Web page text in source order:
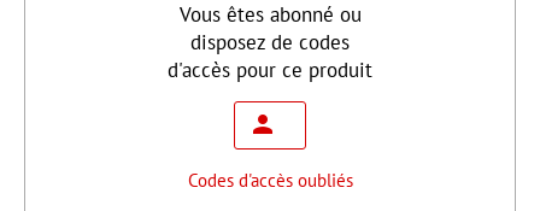
Vous êtes abonné ou
disposez de codes
d'accès pour ce produit
Codes d'accès oubliés